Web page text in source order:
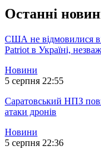
Останні
США не відмовилися
Patriot в Україні,
Новини
5 серпня 22:55
Саратовський НПЗ
атаки дронів
Новини
5 серпня 22:36